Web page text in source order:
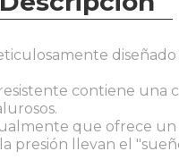
contiene una
que ofrece un
presión llevan el